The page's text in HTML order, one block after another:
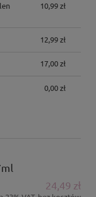
10,99 zł
12,99 zł
17,00 zł
0,00 zł
24,49 zł